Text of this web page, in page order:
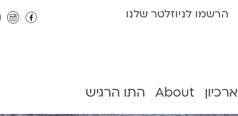
הרשמו לניוזלטר שלנו
ארכיון About התו הרגיש